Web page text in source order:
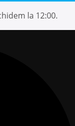
la 12:00.